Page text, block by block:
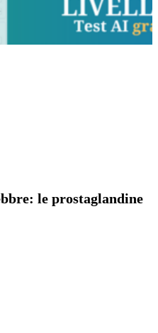
le prostaglandine